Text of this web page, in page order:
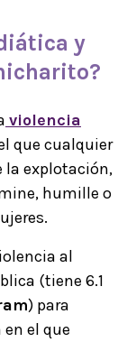
y
?
violencia
que cualquier
la explotación,
humille o
al
(tiene 6.1
) para
en el que